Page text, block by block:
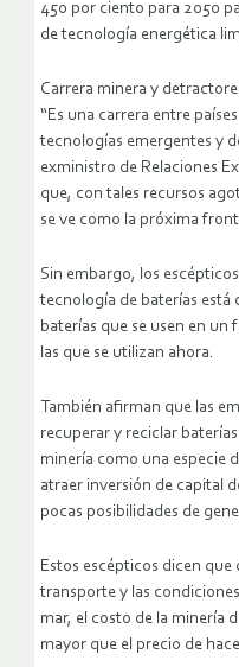
450 por ciento para 2050
de tecnología energética
Carrera minera y
“Es una carrera entre
tecnologías emergentes y
exministro de Relaciones
que, con tales recursos
se ve como la próxima
Sin embargo, los
tecnología de baterías está
baterías que se usen en
las que se utilizan ahora.
También afirman que las
recuperar y reciclar
minería como una especie
atraer inversión de capital
pocas posibilidades de
Estos escépticos dicen que
transporte y las
mar, el costo de la minería
mayor que el precio de